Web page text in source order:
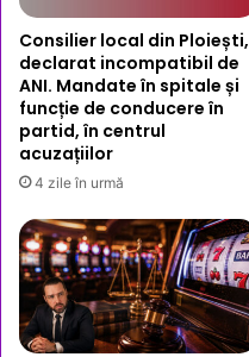
Consilier local din Ploiești,
declarat incompatibil de
ANI. Mandate în spitale și
funcție de conducere în
partid, în centrul
acuzațiilor
4 zile în urmă